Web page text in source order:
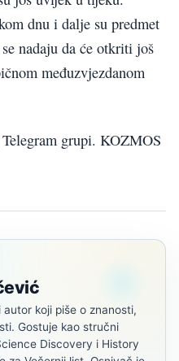
dnu i dalje su predmet
nadaju da će otkriti još
međuzvjezdanom
grupi. KOZMOS
koji piše o znanosti,
Gostuje kao stručni
Discovery i History